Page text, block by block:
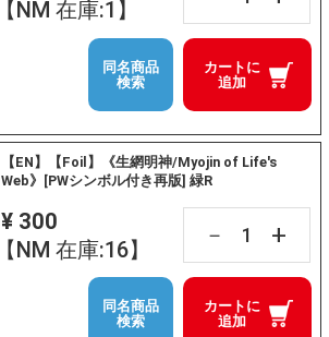
【NM 在庫:1】
カートに
追加
同名商品
検索
【EN】【Foil】《生網明神/Myojin of Life's
Web》[PWシンボル付き再版] 緑R
¥ 300
【NM 在庫:16】
－ +
カートに
追加
同名商品
検索